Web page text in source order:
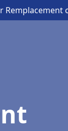
Remplacement